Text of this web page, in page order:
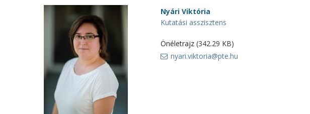
Nyári Viktória
Kutatási asszisztens
Önéletrajz (342.29 KB)
nyari.viktoria@pte.hu